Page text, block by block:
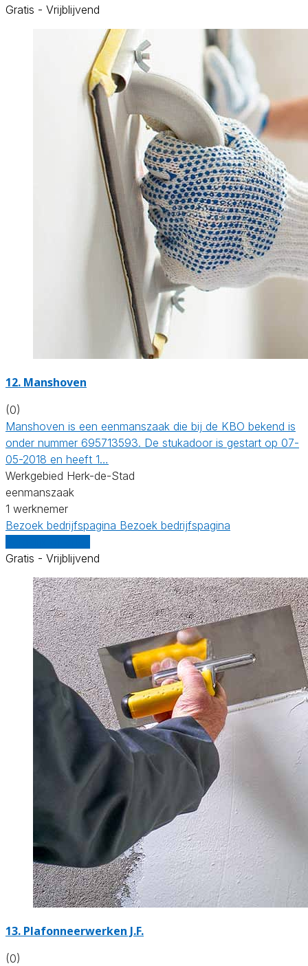
Gratis - Vrijblijvend
12. Manshoven
(0)
Manshoven is een eenmanszaak die bij de KBO bekend is
onder nummer 695713593. De stukadoor is gestart op 07-
05-2018 en heeft 1…
Werkgebied Herk-de-Stad
eenmanszaak
1 werknemer
Bezoek bedrijfspagina Bezoek bedrijfspagina
Gratis - Vrijblijvend
13. Plafonneerwerken J.F.
(0)